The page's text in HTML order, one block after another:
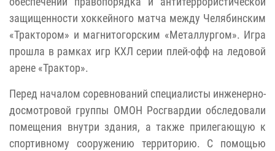
защищенности хоккейного матча между Челябинским
«Трактором» и магнитогорским «Металлургом». Игра
прошла в рамках игр КХЛ серии плей-офф на ледовой
арене «Трактор».
Перед началом соревнований специалисты инженерно-
досмотровой группы ОМОН Росгвардии обследовали
помещения внутри здания, а также прилегающую к
спортивному сооружению территорию. С помощью